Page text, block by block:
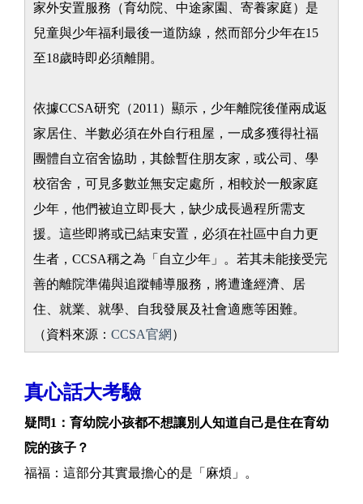
家外安置服務（育幼院、中途家園、寄養家庭）是
兒童與少年福利最後一道防線，然而部分少年在15
至18歲時即必須離開。
依據CCSA研究（2011）顯示，少年離院後僅兩成返
家居住、半數必須在外自行租屋，一成多獲得社福
團體自立宿舍協助，其餘暫住朋友家，或公司、學
校宿舍，可見多數並無安定處所，相較於一般家庭
少年，他們被迫立即長大，缺少成長過程所需支
援。這些即將或已結束安置，必須在社區中自力更
生者，CCSA稱之為「自立少年」。若其未能接受完
善的離院準備與追蹤輔導服務，將遭逢經濟、居
住、就業、就學、自我發展及社會適應等困難。
（資料來源： CCSA官網 ）
真心話大考驗
疑問1：育幼院小孩都不想讓別人知道自己是住在育幼
院的孩子？
福福：這部分其實最擔心的是「麻煩」。